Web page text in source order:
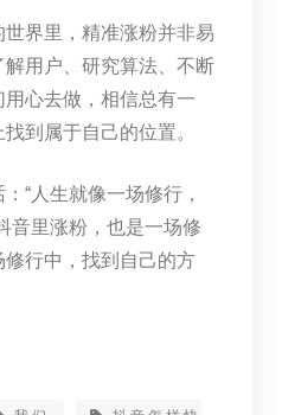
界里，精准涨粉并非易
用户、研究算法、不断
心去做，相信总有一
到属于自己的位置。
“人生就像一场修行，
音里涨粉，也是一场修
行中，找到自己的方